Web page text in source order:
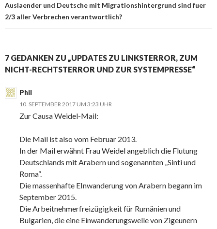
Auslaender und Deutsche mit Migrationshintergrund sind fuer
2/3 aller Verbrechen verantwortlich?
7 GEDANKEN ZU „UPDATES ZU LINKSTERROR, ZUM
NICHT-RECHTSTERROR UND ZUR SYSTEMPRESSE“
Phil
10. SEPTEMBER 2017 UM 3:23 UHR
Zur Causa Weidel-Mail:
Die Mail ist also vom Februar 2013.
In der Mail erwähnt Frau Weidel angeblich die Flutung
Deutschlands mit Arabern und sogenannten „Sinti und
Roma“.
Die massenhafte EInwanderung von Arabern begann im
September 2015.
Die Arbeitnehmerfreizügigkeit für Rumänien und
Bulgarien, die eine Einwanderungswelle von Zigeunern